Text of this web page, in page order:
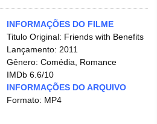
INFORMAÇÕES DO FILME
Titulo Original: Friends with Benefits
Lançamento: 2011
Gênero: Comédia, Romance
IMDb 6.6/10
INFORMAÇÕES DO ARQUIVO
Formato: MP4